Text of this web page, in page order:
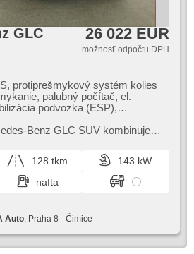
GLC 26 022 EUR
možnosť odpočtu DPH
protiprešmykový systém kolies
palubný počítač, el.
podvozka (ESP),
senzor tlaku v
riadenia, el. okná, strešný
prevodovka, pohon 4 x 4
Benz GLC SUV kombinuje
komfortní interi...
128 tkm
143 kW
nafta
Auto, Praha 8 - Čimice